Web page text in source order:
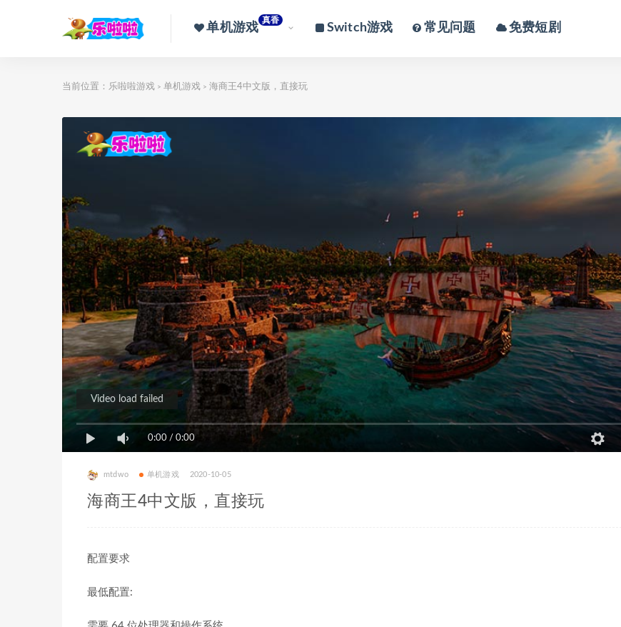
单机游戏
真香
Switch游戏 常见问题 免费短剧
当前位置： 乐啦啦游戏 > 单机游戏 > 海商王4中文版，直接玩
0:00 / 0:00
Video load failed
mtdwo 单机游戏 2020-10-05
海商王4中文版，直接玩
配置要求
最低配置: